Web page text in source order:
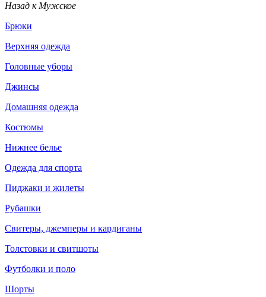
Назад к Мужское
Брюки
Верхняя одежда
Головные уборы
Джинсы
Домашняя одежда
Костюмы
Нижнее белье
Одежда для спорта
Пиджаки и жилеты
Рубашки
Свитеры, джемперы и кардиганы
Толстовки и свитшоты
Футболки и поло
Шорты